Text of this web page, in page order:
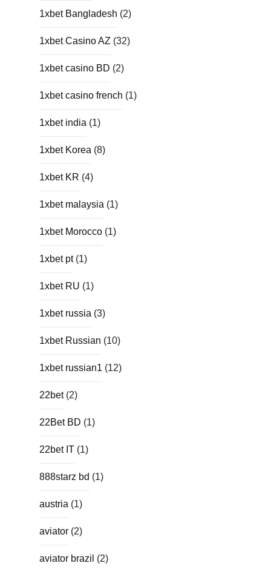
1xbet Bangladesh (2)
1xbet Casino AZ (32)
1xbet casino BD (2)
1xbet casino french (1)
1xbet india (1)
1xbet Korea (8)
1xbet KR (4)
1xbet malaysia (1)
1xbet Morocco (1)
1xbet pt(1)
1xbet RU (1)
1xbet russia (3)
1xbet Russian (10)
1xbet russian1 (12)
22bet(2)
22Bet BD (1)
22bet IT (1)
888starz bd (1)
austria (1)
aviator (2)
aviator brazil (2)